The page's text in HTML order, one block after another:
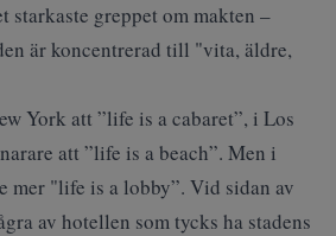
starkaste greppet om makten –
är koncentrerad till "vita, äldre,
York att ”life is a cabaret”, i Los
att ”life is a beach”. Men i
mer "life is a lobby”. Vid sidan av
av hotellen som tycks ha stadens